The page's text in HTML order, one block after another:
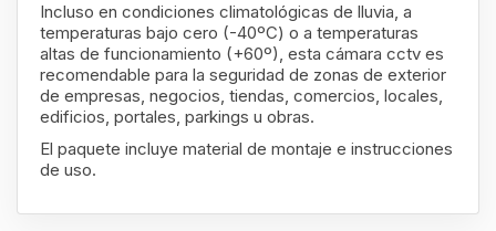
Incluso en condiciones climatológicas de lluvia, a
temperaturas bajo cero (-40ºC) o a temperaturas
altas de funcionamiento (+60º), esta cámara cctv es
recomendable para la seguridad de zonas de exterior
de empresas, negocios, tiendas, comercios, locales,
edificios, portales, parkings u obras.
El paquete incluye material de montaje e instrucciones
de uso.